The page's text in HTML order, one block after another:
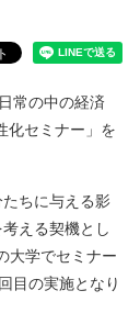
常の中の経済
化セミナー」を
ちに与える影
える契機とし
大学でセミナー
目の実施となり